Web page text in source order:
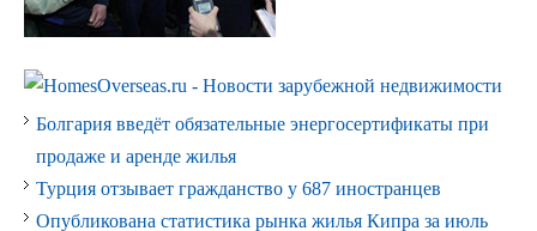
Болгария введёт обязательные энергосертификаты при
продаже и аренде жилья
Турция отзывает гражданство у 687 иностранцев
Опубликована статистика рынка жилья Кипра за июль